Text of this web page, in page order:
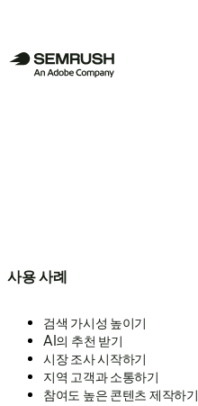
사용 사례
검색 가시성 높이기
AI의 추천 받기
시장 조사 시작하기
지역 고객과 소통하기
참여도 높은 콘텐츠 제작하기